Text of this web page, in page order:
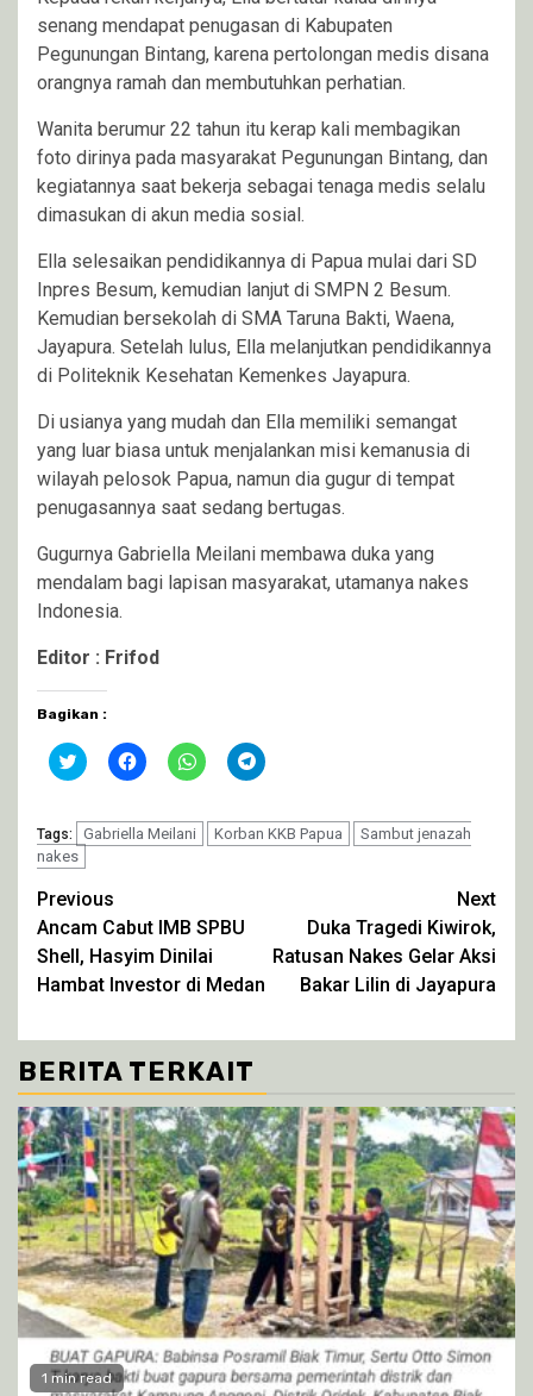
senang mendapat penugasan di Kabupaten
Pegunungan Bintang, karena pertolongan medis disana
orangnya ramah dan membutuhkan perhatian.
Wanita berumur 22 tahun itu kerap kali membagikan
foto dirinya pada masyarakat Pegunungan Bintang, dan
kegiatannya saat bekerja sebagai tenaga medis selalu
dimasukan di akun media sosial.
Ella selesaikan pendidikannya di Papua mulai dari SD
Inpres Besum, kemudian lanjut di SMPN 2 Besum.
Kemudian bersekolah di SMA Taruna Bakti, Waena,
Jayapura. Setelah lulus, Ella melanjutkan pendidikannya
di Politeknik Kesehatan Kemenkes Jayapura.
Di usianya yang mudah dan Ella memiliki semangat
yang luar biasa untuk menjalankan misi kemanusia di
wilayah pelosok Papua, namun dia gugur di tempat
penugasannya saat sedang bertugas.
Gugurnya Gabriella Meilani membawa duka yang
mendalam bagi lapisan masyarakat, utamanya nakes
Indonesia.
Editor : Frifod
Bagikan :
Klik
untuk
Twitter(Membuka
di
jendela
yang
Klik
untuk
Facebook(Membuka
di
jendela
Klik
untuk
WhatsApp(Membuka
jendela
Klik
untuk
Telegram(Membuka
di
jendela
Tags: Gabriella Meilani Korban KKB Papua
Sambut jenazah
nakes
Continue
Reading
Previous
Ancam Cabut IMB SPBU
Shell, Hasyim Dinilai
Hambat Investor di Medan
Next
Duka Tragedi Kiwirok,
Ratusan Nakes Gelar Aksi
Bakar Lilin di Jayapura
BERITA TERKAIT
1 min read